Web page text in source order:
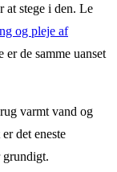
stege i den. Le
og pleje af
er de samme uanset
varmt vand og
det eneste